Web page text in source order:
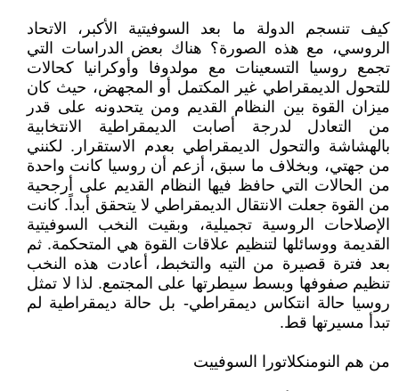
كيف تنسجم الدولة ما بعد السوفيتية الأكبر، الاتحاد
الروسي، مع هذه الصورة؟ هناك بعض الدراسات التي
تجمع روسيا التسعينات مع مولدوفا وأوكرانيا كحالات
للتحول الديمقراطي غير المكتمل أو المجهض، حيث كان
ميزان القوة بين النظام القديم ومن يتحدونه على قدر
من التعادل لدرجة أصابت الديمقراطية الانتخابية
بالهشاشة والتحول الديمقراطي بعدم الاستقرار. لكنني
من جهتي، وبخلاف ما سبق، أزعم أن روسيا كانت واحدة
من الحالات التي حافظ فيها النظام القديم على أرجحية
من القوة جعلت الانتقال الديمقراطي لا يتحقق أبداً. كانت
الإصلاحات الروسية تجميلية، وبقيت النخب السوفيتية
القديمة ووسائلها لتنظيم علاقات القوة هي المتحكمة. ثم
بعد فترة قصيرة من التيه والتخبط، أعادت هذه النخب
تنظيم صفوفها وبسط سيطرتها على المجتمع. لذا لا تمثل
روسيا حالة انتكاس ديمقراطي- بل حالة ديمقراطية لم
تبدأ مسيرتها قط.
من هم النومنكلاتورا السوفييت